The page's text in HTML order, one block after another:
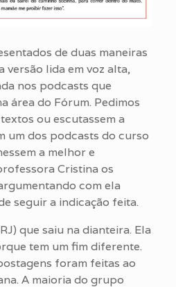
de duas maneiras
versão lida em voz alta,
nos podcasts que
área do Fórum. Pedimos
ou escutassem a
um dos podcasts do curso
a melhor e
Cristina os
com ela
seguir a indicação feita.
que saiu na dianteira. Ela
tem um fim diferente.
foram feitas ao
A maioria do grupo